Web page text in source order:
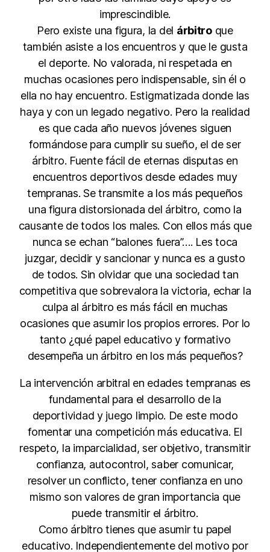
imprescindible.
Pero existe una figura, la del árbitroque
también asiste a los encuentros y que le gusta
el deporte. No valorada, ni respetada en
muchas ocasiones pero indispensable, sin él o
ella no hay encuentro. Estigmatizada donde las
haya y con un legado negativo. Pero la realidad
es que cada año nuevos jóvenes siguen
formándose para cumplir su sueño, el de ser
árbitro. Fuente fácil de eternas disputas en
encuentros deportivos desde edades muy
tempranas. Se transmite a los más pequeños
una figura distorsionada del árbitro, como la
causante de todos los males. Con ellos más que
nunca se echan “balones fuera”…. Les toca
juzgar, decidir y sancionar y nunca es a gusto
de todos. Sin olvidar que una sociedad tan
competitiva que sobrevalora la victoria, echar la
culpa al árbitro es más fácil en muchas
ocasiones que asumir los propios errores. Por lo
tanto ¿qué papel educativo y formativo
desempeña un árbitro en los más pequeños?
La intervención arbitral en edades tempranas es
fundamental para el desarrollo de la
deportividad y juego limpio. De este modo
fomentar una competición más educativa. El
respeto, la imparcialidad, ser objetivo, transmitir
confianza, autocontrol, saber comunicar,
resolver un conflicto, tener confianza en uno
mismo son valores de gran importancia que
puede transmitir el árbitro.
Como árbitro tienes que asumir tu papel
educativo. Independientemente del motivo por